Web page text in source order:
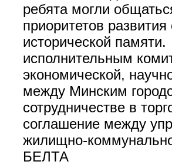
ребята могли
приоритетов
исторической
исполнительным
экономической,
между Минским
сотрудничестве в
соглашение между
жилищно-
БЕЛТА